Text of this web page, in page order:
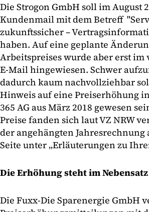
Die Strogon GmbH soll im August
Kundenmail mit dem Betreff
zukunftssicher –
haben. Auf eine geplante
Arbeitspreises wurde aber erst im
E-Mail hingewiesen. Schwer
dadurch kaum nachvollziehbar
Hinweis auf eine Preiserhöhung
365 AG aus März 2018 gewesen
Preise fanden sich laut VZ NRW
der angehängten Jahresrechnung
Seite unter „Erläuterungen zu
Die Erhöhung steht im Nebensatz
Die Fuxx-Die Sparenergie GmbH